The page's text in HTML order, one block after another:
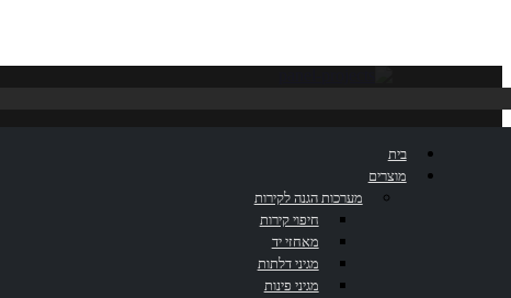
בית
מוצרים
מערכות הגנה לקירות
חיפוי קירות
מאחזי יד
מגיני דלתות
מגיני פינות
ידית אחיזה CAP422/S